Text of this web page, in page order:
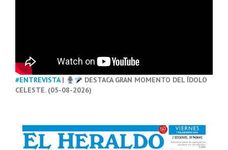
#ENTREVISTA|
DESTACA GRAN MOMENTO DEL ÍDOLO
CELESTE. (05-08-2026)